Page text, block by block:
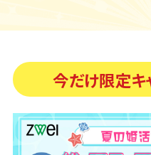
今だけ限定キ